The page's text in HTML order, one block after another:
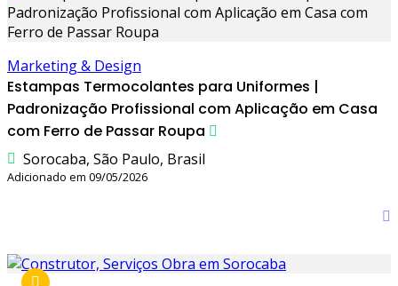
Marketing & Design
Estampas Termocolantes para Uniformes |
Padronização Profissional com Aplicação em Casa
com Ferro de Passar Roupa
Sorocaba, São Paulo, Brasil
Adicionado em 09/05/2026